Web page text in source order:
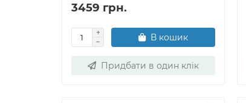
3459 грн.
В кошик
Придбати в один клік